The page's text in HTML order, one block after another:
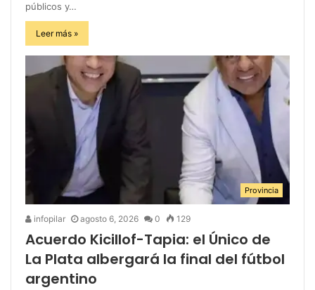
públicos y…
Leer más »
Provincia
infopilar agosto 6, 2026 0 129
Acuerdo Kicillof-Tapia: el Único de
La Plata albergará la final del fútbol
argentino